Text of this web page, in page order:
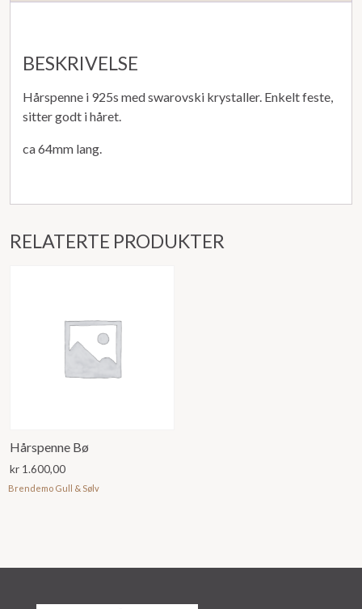
BESKRIVELSE
Hårspenne i 925s med swarovski krystaller. Enkelt feste,
sitter godt i håret.
ca 64mm lang.
RELATERTE PRODUKTER
Hårspenne Bø
kr 1.600,00
Brendemo Gull & Sølv